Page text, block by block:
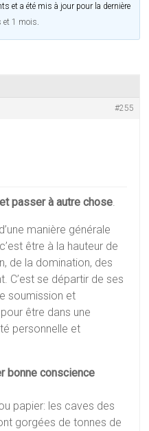
et a été mis à jour pour la dernière
et 1 mois.
#255
passer à autre chose
manière générale
être à la hauteur de
de la domination, des
C’est se départir de ses
soumission et
être dans une
personnelle et
bonne conscience
papier: les caves des
gorgées de tonnes de